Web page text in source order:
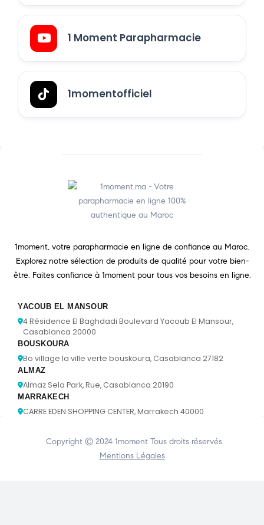
1 Moment Parapharmacie
1momentofficiel
1moment, votre parapharmacie en ligne de confiance au Maroc.
Explorez notre sélection de produits de qualité pour votre bien-
être. Faites confiance à 1moment pour tous vos besoins en ligne.
YACOUB EL MANSOUR
4 Résidence El Baghdadi Boulevard Yacoub El Mansour,
Casablanca 20000
BOUSKOURA
Bo village la ville verte bouskoura, Casablanca 27182
ALMAZ
Almaz Sela Park, Rue, Casablanca 20190
MARRAKECH
CARRE EDEN SHOPPING CENTER, Marrakech 40000
Copyright © 2024 1moment Tous droits réservés.
Mentions Légales